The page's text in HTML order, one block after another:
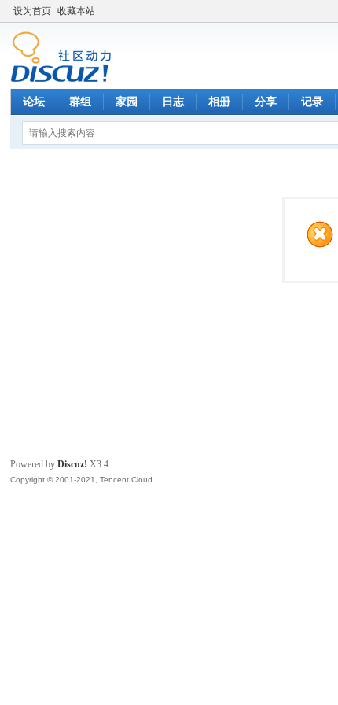
设为首页 收藏本站
论坛 群组 家园 日志 相册 分享 记录
Powered byDiscuz! X3.4
Copyright © 2001-2021, Tencent Cloud.